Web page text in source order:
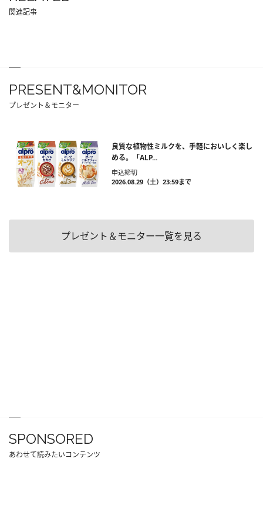
関連記事
PRESENT&MONITOR
プレゼント＆モニター
良質な植物性ミルクを、手軽においしく楽し
める。「ALP...
申込締切
2026.08.29（土）23:59まで
プレゼント＆モニター一覧を見る
SPONSORED
あわせて読みたいコンテンツ